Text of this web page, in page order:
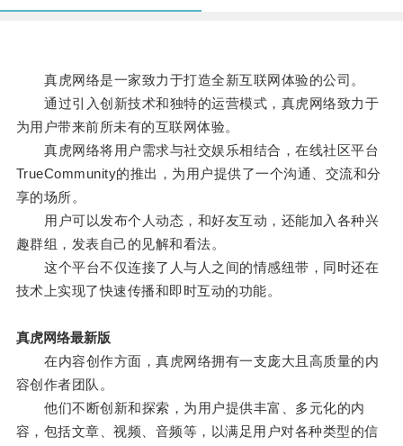
真虎网络是一家致力于打造全新互联网体验的公司。
通过引入创新技术和独特的运营模式，真虎网络致力于
为用户带来前所未有的互联网体验。
真虎网络将用户需求与社交娱乐相结合，在线社区平台
TrueCommunity的推出，为用户提供了一个沟通、交流和分
享的场所。
用户可以发布个人动态，和好友互动，还能加入各种兴
趣群组，发表自己的见解和看法。
这个平台不仅连接了人与人之间的情感纽带，同时还在
技术上实现了快速传播和即时互动的功能。
真虎网络最新版
在内容创作方面，真虎网络拥有一支庞大且高质量的内
容创作者团队。
他们不断创新和探索，为用户提供丰富、多元化的内
容，包括文章、视频、音频等，以满足用户对各种类型的信